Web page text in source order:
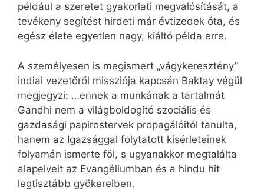
például a szeretet gyakorlati megvalósítását, a
tevékeny segítést hirdeti már évtizedek óta, és
egész élete egyetlen nagy, kiáltó példa erre.
A személyesen is megismert „vágykeresztény”
indiai vezetőről missziója kapcsán Baktay végül
megjegyzi: …ennek a munkának a tartalmát
Gandhi nem a világboldogító szociális és
gazdasági papirostervek propagálóitól tanulta,
hanem az Igazsággal folytatott kísérleteinek
folyamán ismerte föl, s ugyanakkor megtalálta
alapelveit az Evangéliumban és a hindu hit
legtisztább gyökereiben.